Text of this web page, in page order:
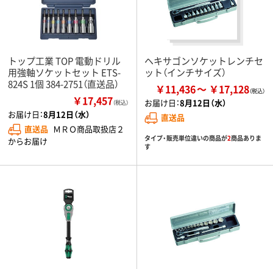
トップ工業 TOP 電動ドリル
用強軸ソケットセット ETS-
824S 1個 384-2751（直送品）
￥17,457（税込）
お届け日：8月12日（水）
直送品 ＭＲＯ商品取扱店２
からお届け
ヘキサゴンソケットレンチセ
ット（インチサイズ）
￥11,436 ￥17,128
お届け日：8月12日（水）
直送品
タイプ・販売単位違いの商品が2商品ありま
す